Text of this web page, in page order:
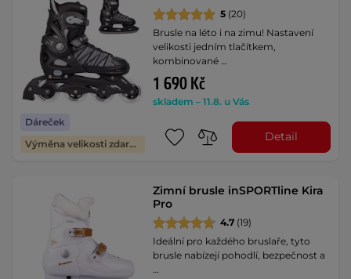
Dáreček
Výměna velikosti zdarma
5 (20)
Brusle na léto i na zimu! Nastavení
velikosti jedním tlačítkem,
kombinované …
1 690 Kč
skladem – 11.8. u Vás
Detail
Zimní brusle inSPORTline Kira
Pro
4.7 (19)
Ideální pro každého bruslaře, tyto
brusle nabízejí pohodlí, bezpečnost a